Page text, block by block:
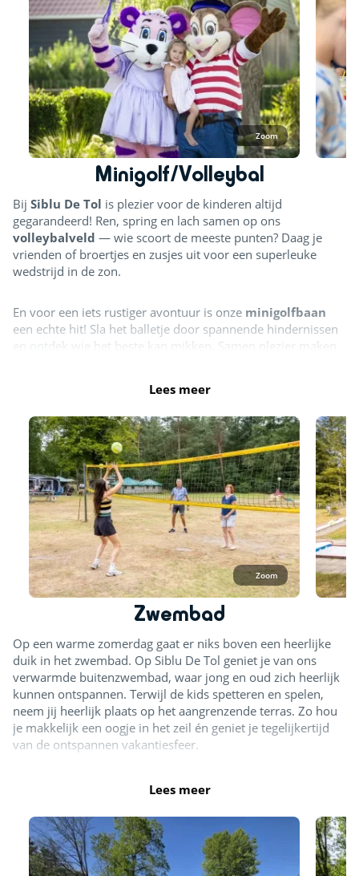
Ook voor sportieve kinderen is er volop actie: voetballen,
midgetgolfen of een potje tafeltennis – alles kan.
Bekijk het actuele activiteitenprogramma via onderstaande
link:
www.recrahub.nl/tol
Zoom
Minigolf/Volleybal
Bij Siblu De Tol is plezier voor de kinderen altijd
gegarandeerd! Ren, spring en lach samen op ons
volleybalveld — wie scoort de meeste punten? Daag je
vrienden of broertjes en zusjes uit voor een superleuke
wedstrijd in de zon.
En voor een iets rustiger avontuur is onze minigolfbaan
een echte hit! Sla het balletje door spannende hindernissen
en ontdek wie het beste kan mikken. Samen plezier maken,
Lees meer
Zoom
Zwembad
Op een warme zomerdag gaat er niks boven een heerlijke
duik in het zwembad. Op Siblu De Tol geniet je van ons
verwarmde buitenzwembad, waar jong en oud zich heerlijk
kunnen ontspannen. Terwijl de kids spetteren en spelen,
neem jij heerlijk plaats op het aangrenzende terras. Zo hou
je makkelijk een oogje in het zeil én geniet je tegelijkertijd
van de ontspannen vakantiesfeer.
Lees meer